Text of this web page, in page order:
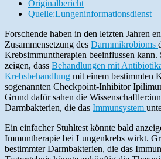
Originalbericht
Quelle:Lungeninformationsdienst
Forschende haben in den letzten Jahren
Zusammensetzung des Darmmikrobioms
Krebsimmuntherapien beeinflussen
zeigen, dass Behandlungen mit
Krebsbehandlung mit einem bestimmten
sogenannten Checkpoint-Inhibitor
Grund dafür sahen die
Darmbakterien, die das Immunsystem
Ein einfacher Stuhltest könnte bald
Immuntherapie bei Lungenkrebs wirkt.
bestimmter Darmbakterien, die das